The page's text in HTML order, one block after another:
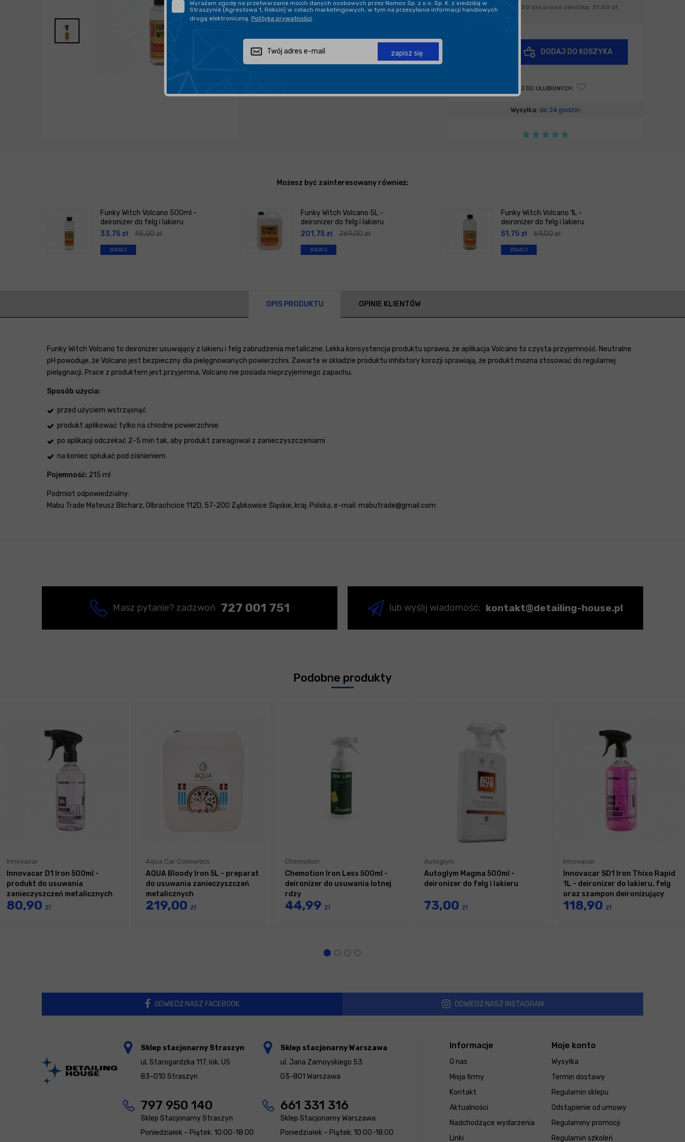
Zapytaj o produkt
Najniższa cena z 30 dni przed obniżką: 21,00 zł
DODAJ DO KOSZYKA
DODAJ DO ULUBIONYCH
Wysyłka: do 24 godzin
Możesz być zainteresowany również:
Funky Witch Volcano 500ml -
deironizer do felg i lakieru
33,75 zł 45,00zł
ZOBACZ
Funky Witch Volcano 5L -
deironizer do felg i lakieru
201,75 zł 269,00zł
ZOBACZ
Funky Witch Volcano 1L -
deironizer do felg i lakieru
51,75 zł 69,00zł
ZOBACZ
OPIS PRODUKTU OPINIE KLIENTÓW
Funky Witch Volcano to deironizer usuwający z lakieru i felg zabrudzenia metaliczne. Lekka konsystencja produktu sprawia, że aplikacja Volcano to czysta przyjemność. Neutralne
pH powoduje, że Volcano jest bezpieczny dla pielęgnowanych powierzchni. Zawarte w składzie produktu inhibitory korozji sprawiają, że produkt można stosować do regularnej
pielęgnacji. Prace z produktem jest przyjemna, Volcano nie posiada nieprzyjemnego zapachu.
Sposób użycia:
przed użyciem wstrząsnąć
produkt aplikować tylko na chłodne powierzchnie
po aplikacji odczekać 2-5 min tak, aby produkt zareagował z zanieczyszczeniami
na koniec spłukać pod ciśnieniem
Pojemność: 215 ml
Podmiot odpowiedzialny:
Mabu Trade Mateusz Blicharz, Olbrachcice 112D, 57-200 Ząbkowice Śląskie, kraj: Polska, e-mail: mabutrade@gmail.com
Masz pytanie? zadzwoń 727 001 751 lub wyślij wiadomość: kontakt@detailing-house.pl
Podobne produkty
Innovacar
Innovacar D1 Iron 500ml -
produkt do usuwania
zanieczyszczeń metalicznych
80,90 zł
Aqua Car Cosmetics
AQUA Bloody Iron 5L - preparat
do usuwania zanieczyszczeń
metalicznych
219,00 zł
Chemotion
Chemotion Iron Less 500ml -
deironizer do usuwania lotnej
rdzy
44,99 zł
Autoglym
Autoglym Magma 500ml -
deironizer do felg i lakieru
73,00 zł
Innovacar
Innovacar SD1 Iron Thixo Rapid
1L - deironizer do lakieru, felg
oraz szampon deironizujący
118,90 zł
ODWIEDŹ NASZ FACEBOOK ODWIEDŹ NASZ INSTAGRAM
Wyrażam zgodę na przetwarzanie moich danych osobowych przez Nomos Sp. z o.o. Sp. K. z siedzibą w
Straszynie (Agrestowa 1, Rekcin) w celach marketingowych, w tym na przesyłanie informacji handlowych
drogą elektroniczną. Polityka prywatności
zapisz się
Informacje
O nas
Misja firmy
Kontakt
Aktualności
Nadchodzące wydarzenia
Linki
Moje konto
Wysyłka
Termin dostawy
Regulamin sklepu
Odstąpienie od umowy
Regulaminy promocji
Regulamin szkoleń
Sklep stacjonarny Straszyn
ul. Starogardzka 117, lok. U5
83-010 Straszyn
797 950 140
Sklep Stacjonarny Straszyn
Poniedziałek – Piątek: 10:00-18:00
Sklep stacjonarny Warszawa
ul. Jana Zamoyskiego 53
03-801 Warszawa
661 331 316
Sklep Stacjonarny Warszawa
Poniedziałek – Piątek: 10:00-18:00